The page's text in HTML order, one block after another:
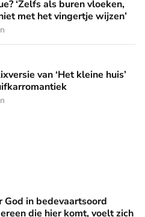
‘Zelfs als buren vloeken,
met het vingertje wijzen’
kleine huis’ biedt fijne
van ‘Het kleine huis’
Lourdes: 'Iedereen
God in bedevaartsoord
die hier komt, voelt zich